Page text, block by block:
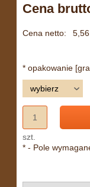
Cena
Cena netto: 5,56
* opakowanie
szt.
* - Pole